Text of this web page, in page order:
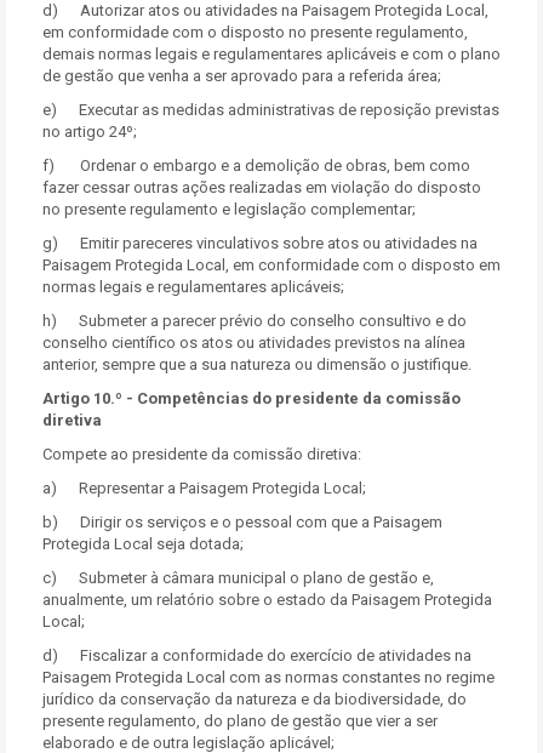
d) Autorizar atos ou atividades na Paisagem Protegida Local,
em conformidade com o disposto no presente regulamento,
demais normas legais e regulamentares aplicáveis e com o plano
de gestão que venha a ser aprovado para a referida área;
e) Executar as medidas administrativas de reposição previstas
no artigo 24º;
f) Ordenar o embargo e a demolição de obras, bem como
fazer cessar outras ações realizadas em violação do disposto
no presente regulamento e legislação complementar;
g) Emitir pareceres vinculativos sobre atos ou atividades na
Paisagem Protegida Local, em conformidade com o disposto em
normas legais e regulamentares aplicáveis;
h) Submeter a parecer prévio do conselho consultivo e do
conselho científico os atos ou atividades previstos na alínea
anterior, sempre que a sua natureza ou dimensão o justifique.
Artigo 10.º - Competências do presidente da comissão
diretiva
Compete ao presidente da comissão diretiva:
a) Representar a Paisagem Protegida Local;
b) Dirigir os serviços e o pessoal com que a Paisagem
Protegida Local seja dotada;
c) Submeter à câmara municipal o plano de gestão e,
anualmente, um relatório sobre o estado da Paisagem Protegida
Local;
d) Fiscalizar a conformidade do exercício de atividades na
Paisagem Protegida Local com as normas constantes no regime
jurídico da conservação da natureza e da biodiversidade, do
presente regulamento, do plano de gestão que vier a ser
elaborado e de outra legislação aplicável;